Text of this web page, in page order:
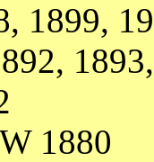
1899,
1880